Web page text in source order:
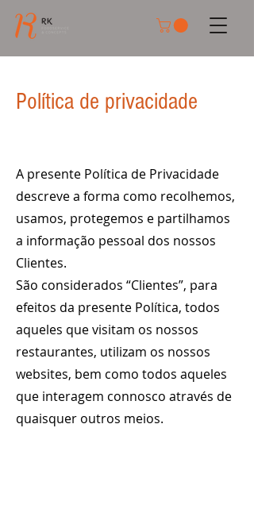
Política de privacidade
A presente Política de Privacidade
descreve a forma como recolhemos,
usamos, protegemos e partilhamos
a informação pessoal dos nossos
Clientes.
São considerados “Clientes”, para
efeitos da presente Política, todos
aqueles que visitam os nossos
restaurantes, utilizam os nossos
websites, bem como todos aqueles
que interagem connosco através de
quaisquer outros meios.